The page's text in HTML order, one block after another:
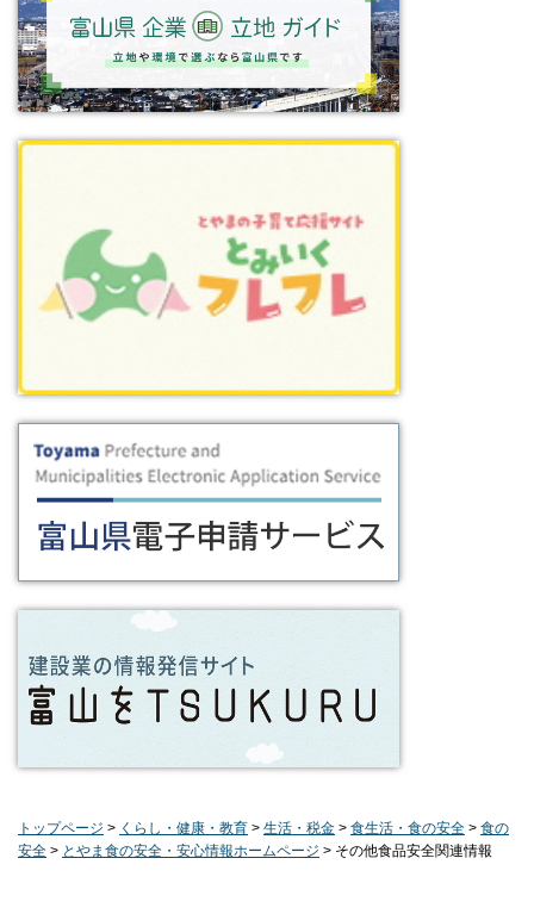
トップページ > くらし・健康・教育 > 生活・税金 > 食生活・食の安全 > 食の
安全 > とやま食の安全・安心情報ホームページ > その他食品安全関連情報